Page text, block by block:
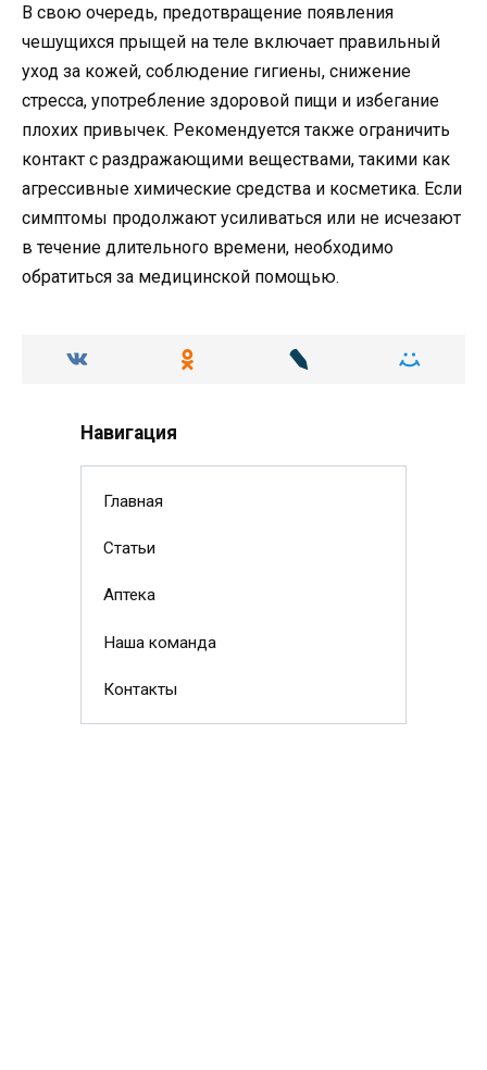
В свою очередь, предотвращение появления
чешущихся прыщей на теле включает правильный
уход за кожей, соблюдение гигиены, снижение
стресса, употребление здоровой пищи и избегание
плохих привычек. Рекомендуется также ограничить
контакт с раздражающими веществами, такими как
агрессивные химические средства и косметика. Если
симптомы продолжают усиливаться или не исчезают
в течение длительного времени, необходимо
обратиться за медицинской помощью.
Навигация
Главная
Статьи
Аптека
Наша команда
Контакты